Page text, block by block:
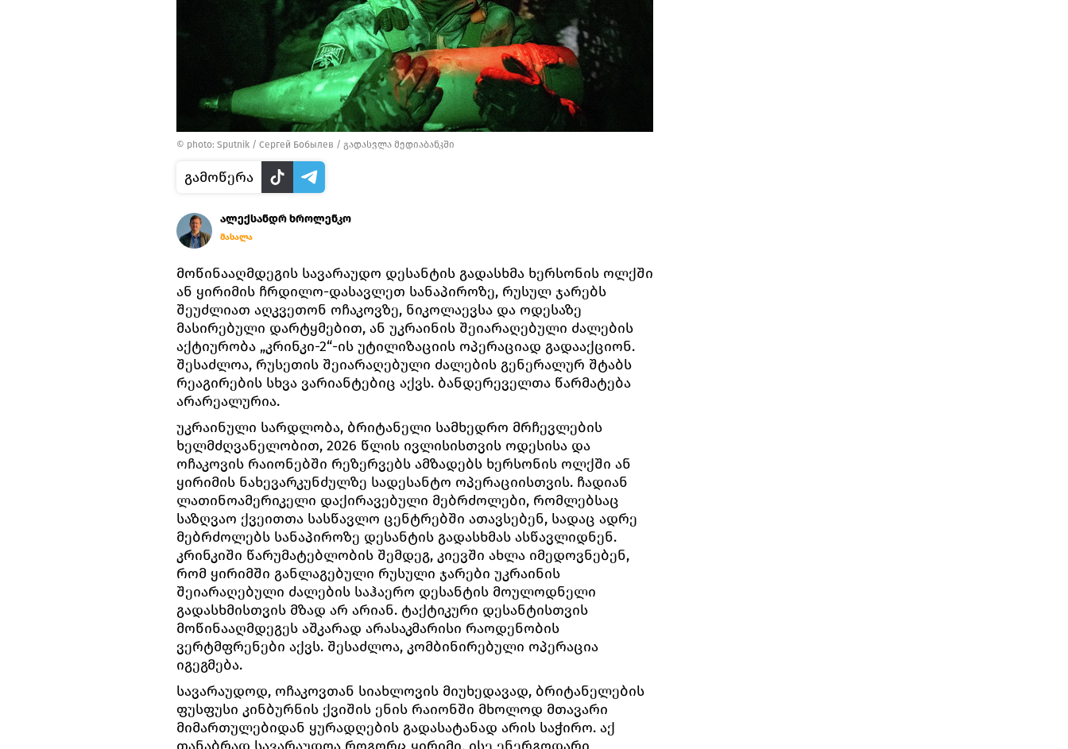
© photo: Sputnik / Сергей Бобылев / გადასვლა მედიაბანკში
გამოწერა
ალექსანდრ ხროლენკო
მასალა
მოწინააღმდეგის სავარაუდო დესანტის გადასხმა ხერსონის ოლქში
ან ყირიმის ჩრდილო-დასავლეთ სანაპიროზე, რუსულ ჯარებს
შეუძლიათ აღკვეთონ ოჩაკოვზე, ნიკოლაევსა და ოდესაზე
მასირებული დარტყმებით, ან უკრაინის შეიარაღებული ძალების
აქტიურობა „კრინკი-2“-ის უტილიზაციის ოპერაციად გადააქციონ.
შესაძლოა, რუსეთის შეიარაღებული ძალების გენერალურ შტაბს
რეაგირების სხვა ვარიანტებიც აქვს. ბანდერეველთა წარმატება
არარეალურია.
უკრაინული სარდლობა, ბრიტანელი სამხედრო მრჩევლების
ხელმძღვანელობით, 2026 წლის ივლისისთვის ოდესისა და
ოჩაკოვის რაიონებში რეზერვებს ამზადებს ხერსონის ოლქში ან
ყირიმის ნახევარკუნძულზე სადესანტო ოპერაციისთვის. ჩადიან
ლათინოამერიკელი დაქირავებული მებრძოლები, რომლებსაც
საზღვაო ქვეითთა სასწავლო ცენტრებში ათავსებენ, სადაც ადრე
მებრძოლებს სანაპიროზე დესანტის გადასხმას ასწავლიდნენ.
კრინკიში წარუმატებლობის შემდეგ, კიევში ახლა იმედოვნებენ,
რომ ყირიმში განლაგებული რუსული ჯარები უკრაინის
შეიარაღებული ძალების საჰაერო დესანტის მოულოდნელი
გადასხმისთვის მზად არ არიან. ტაქტიკური დესანტისთვის
მოწინააღმდეგეს აშკარად არასაკმარისი რაოდენობის
ვერტმფრენები აქვს. შესაძლოა, კომბინირებული ოპერაცია
იგეგმება.
სავარაუდოდ, ოჩაკოვთან სიახლოვის მიუხედავად, ბრიტანელების
ფუსფუსი კინბურნის ქვიშის ენის რაიონში მხოლოდ მთავარი
მიმართულებიდან ყურადღების გადასატანად არის საჭირო. აქ